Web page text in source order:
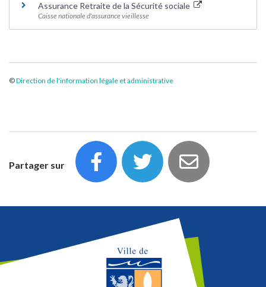
Assurance Retraite de la Sécurité sociale
Caisse nationale d'assurance vieillesse
©Direction de l'information légale et administrative
Partager sur